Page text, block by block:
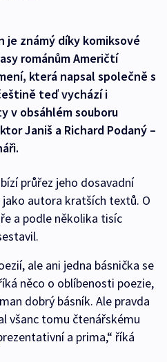
je známý díky komiksové
románům Američtí
která napsal společně s
teď vychází i
v obsáhlém souboru
Janiš a Richard Podaný –
průřez jeho dosavadní
autora kratších textů. O
a podle několika tisíc
ale ani jedna básnička se
něco o oblíbenosti poezie,
dobrý básník. Ale pravda
všanc tomu čtenářskému
a prima,“ říká